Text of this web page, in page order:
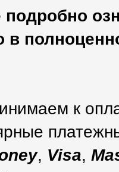
подробно
в
к
, Visa,